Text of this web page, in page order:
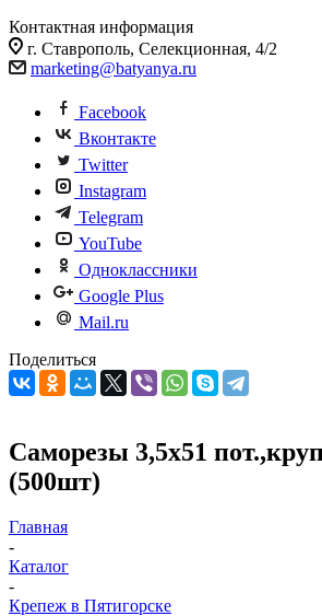
Контактная информация
г. Ставрополь, Селекционная, 4/2
marketing@batyanya.ru
Facebook
Вконтакте
Twitter
Instagram
Telegram
YouTube
Одноклассники
Google Plus
Mail.ru
Поделиться
Саморезы 3,5х51
(500шт)
Главная
-
Каталог
-
Крепеж в Пятигорске